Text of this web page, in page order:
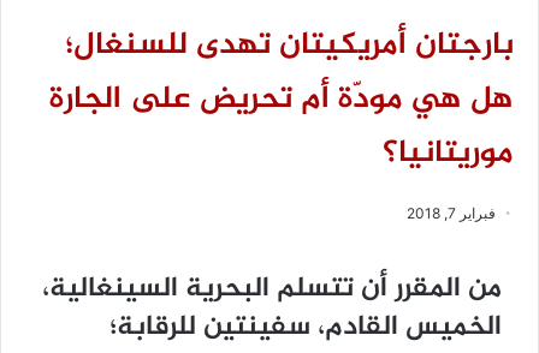
بارجتان أمريكيتان تهدى للسنغال؛
هل هي مودّة أم تحريض على الجارة
موريتانيا؟
فبراير 7, 2018
من المقرر أن تتسلم البحرية السينغالية،
الخميس القادم، سفينتين للرقابة؛